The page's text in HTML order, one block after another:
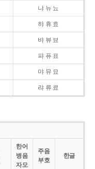
냐 뉴 뇨
햐 휴 효
뱌 뷰 뵤
퍄 퓨 표
먀 뮤 묘
랴 류 료
한어
병음
자모
주음
부호
한글